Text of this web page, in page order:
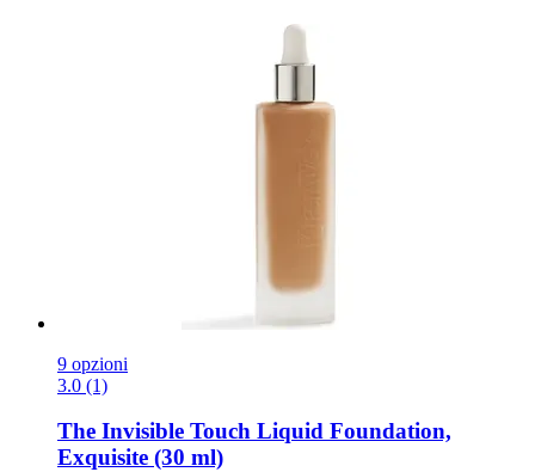
9 opzioni
3.0 (1)
The Invisible Touch Liquid Foundation,
Exquisite (30 ml)